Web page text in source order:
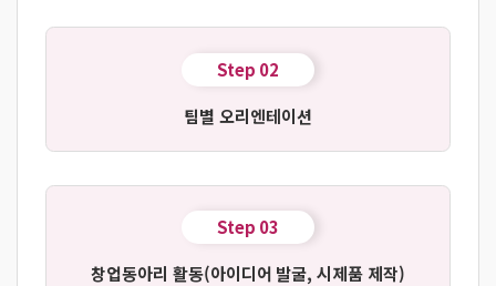
Step 02
팀별 오리엔테이션
Step 03
창업동아리 활동(아이디어 발굴, 시제품 제작)